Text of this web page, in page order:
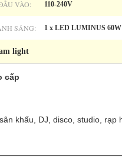
VÀO: 110-240V
SÁNG: 1 x LED LUMINUS 60W
light
cấp
khấu, DJ, disco, studio,